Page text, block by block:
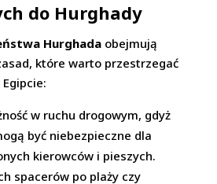
do Hurghady
Hurghada obejmują
które warto przestrzegać
w ruchu drogowym, gdyż
być niebezpieczne dla
kierowców i pieszych.
spacerów po plaży czy